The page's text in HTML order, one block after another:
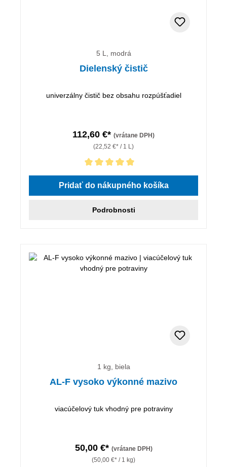
5 L, modrá
Dielenský čistič
univerzálny čistič bez obsahu rozpúšťadiel
112,60 €* (vrátane DPH)
(22,52 €* / 1 L)
Priemerné hodnotenie 5 z 5 hviezdičiek
Pridať do nákupného košíka
Podrobnosti
1 kg, biela
AL-F vysoko výkonné mazivo
viacúčelový tuk vhodný pre potraviny
50,00 €* (vrátane DPH)
(50,00 €* / 1 kg)